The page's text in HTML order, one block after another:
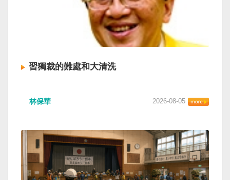
習獨裁的難處和大清洗
林保華 2026-08-05